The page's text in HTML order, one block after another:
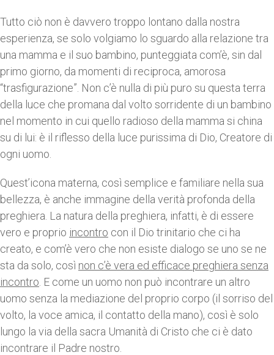
Tutto ciò non è davvero troppo lontano dalla nostra
esperienza, se solo volgiamo lo sguardo alla relazione tra
una mamma e il suo bambino, punteggiata com’è, sin dal
primo giorno, da momenti di reciproca, amorosa
“trasfigurazione”. Non c’è nulla di più puro su questa terra
della luce che promana dal volto sorridente di un bambino
nel momento in cui quello radioso della mamma si china
su di lui: è il riflesso della luce purissima di Dio, Creatore di
ogni uomo.
Quest’icona materna, così semplice e familiare nella sua
bellezza, è anche immagine della verità profonda della
preghiera. La natura della preghiera, infatti, è di essere
vero e proprio incontro con il Dio trinitario che ci ha
creato, e com’è vero che non esiste dialogo se uno se ne
sta da solo, così non c’è vera ed efficace preghiera senza
incontro . E come un uomo non può incontrare un altro
uomo senza la mediazione del proprio corpo (il sorriso del
volto, la voce amica, il contatto della mano), così è solo
lungo la via della sacra Umanità di Cristo che ci è dato
incontrare il Padre nostro.